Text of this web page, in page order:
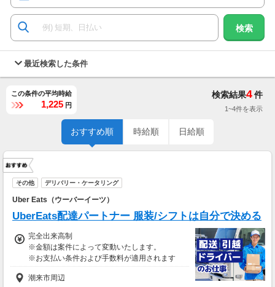
検索
最近検索した条件
この条件の平均時給
1,225 円
検索結果4件
1~4件を表示
おすすめ順 時給順 日給順
その他 デリバリー・ケータリング
Uber Eats（ウーバーイーツ）
UberEats配達パートナー 服装/シフトは自分で決める
完全出来高制
※金額は案件によって変動いたします。
※お支払い条件および手数料が適用されます
潮来市周辺